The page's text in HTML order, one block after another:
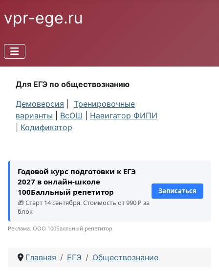
vpr-ege.ru
Для ЕГЭ по обществознанию
Демоверсия
Тренировочные
варианты
ВсОШ
Навигатор ФИПИ
Кодификатор
Годовой курс подготовки к ЕГЭ
2027 в онлайн-школе
100Балльный репетитор
🎁 Старт 14 сентября. Стоимость от 990 ₽ за
блок
Записаться
Реклама. ООО 100Балльный репетитор
Главная ЕГЭ Обществознание